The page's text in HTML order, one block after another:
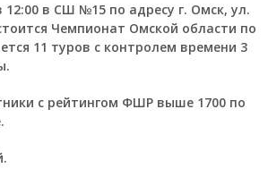
12:00 в СШ №15 по адресу г. Омск, ул.
Чемпионат Омской области по
11 туров с контролем времени 3
с рейтингом ФШР выше 1700 по